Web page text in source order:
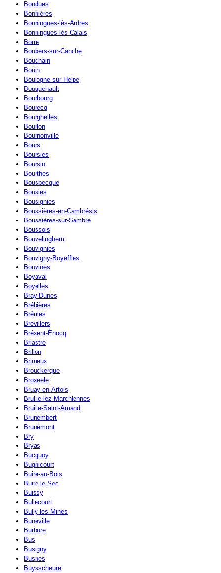
Bondues
Bonnières
Bonningues-lès-Ardres
Bonningues-lès-Calais
Borre
Boubers-sur-Canche
Bouchain
Bouin
Boulogne-sur-Helpe
Bouquehault
Bourbourg
Bourecq
Bourghelles
Bourlon
Bournonville
Bours
Boursies
Boursin
Bourthes
Bousbecque
Bousies
Bousignies
Boussières-en-Cambrésis
Boussières-sur-Sambre
Boussois
Bouvelinghem
Bouvignies
Bouvigny-Boyeffles
Bouvines
Boyaval
Boyelles
Bray-Dunes
Brébières
Brêmes
Brévillers
Bréxent-Énocq
Briastre
Brillon
Brimeux
Brouckerque
Broxeele
Bruay-en-Artois
Bruille-lez-Marchiennes
Bruille-Saint-Amand
Brunembert
Brunémont
Bry
Bryas
Bucquoy
Bugnicourt
Buire-au-Bois
Buire-le-Sec
Buissy
Bullecourt
Bully-les-Mines
Buneville
Burbure
Bus
Busigny
Busnes
Buysscheure